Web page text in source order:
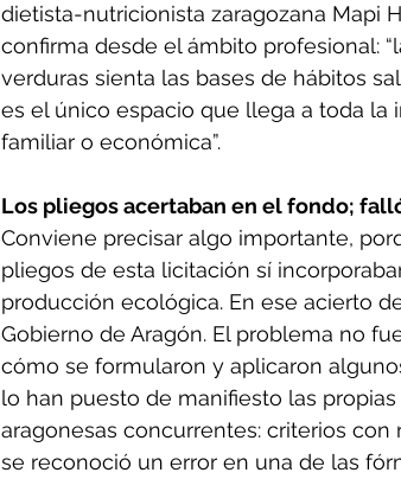
dietista-nutricionista zaragozana Mapi
confirma desde el ámbito profesional:
verduras sienta las bases de hábitos
es el único espacio que llega a toda
familiar o económica”.
Los pliegos acertaban en el fondo;
Conviene precisar algo importante,
pliegos de esta licitación sí
producción ecológica. En ese acierto
Gobierno de Aragón. El problema no
cómo se formularon y aplicaron
lo han puesto de manifiesto las
aragonesas concurrentes: criterios
se reconoció un error en una de las